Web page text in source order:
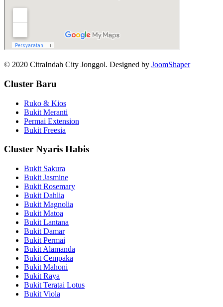
© 2020 CitraIndah City Jonggol. Designed by JoomShaper
Cluster Baru
Ruko & Kios
Bukit Meranti
Permai Extension
Bukit Freesia
Cluster Nyaris Habis
Bukit Sakura
Bukit Jasmine
Bukit Rosemary
Bukit Dahlia
Bukit Magnolia
Bukit Matoa
Bukit Lantana
Bukit Damar
Bukit Permai
Bukit Alamanda
Bukit Cempaka
Bukit Mahoni
Bukit Raya
Bukit Teratai Lotus
Bukit Viola